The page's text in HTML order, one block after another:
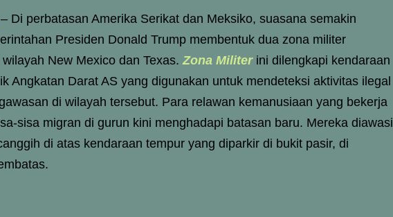
– Di perbatasan Amerika Serikat dan Meksiko, suasana semakin
Presiden Donald Trump membentuk dua zona militer
New Mexico dan Texas.Zona Militerini dilengkapi kendaraan
Angkatan Darat AS yang digunakan untuk mendeteksi aktivitas ilegal
di wilayah tersebut. Para relawan kemanusiaan yang bekerja
sisa migran di gurun kini menghadapi batasan baru. Mereka diawasi
di atas kendaraan tempur yang diparkir di bukit pasir, di